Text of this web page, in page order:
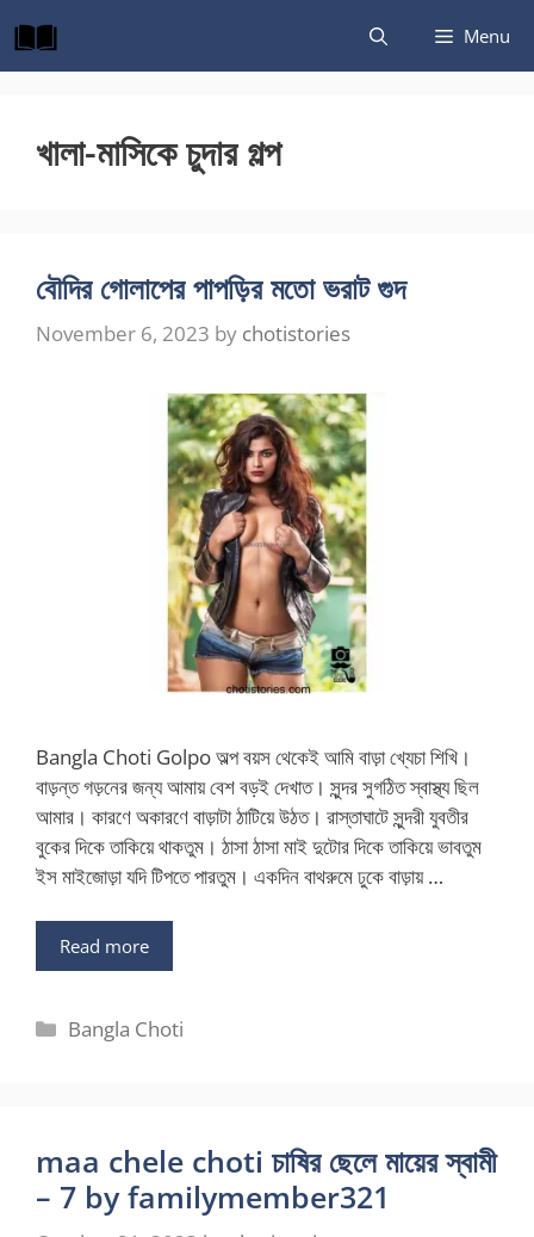
to
content
Menu
খালা-মাসিকে চুদার গল্প
বৌদির গোলাপের পাপড়ির মতো ভরাট গুদ
November 6, 2023 by chotistories
Bangla Choti Golpo অল্প বয়স থেকেই আমি বাড়া খ্যেচা শিখি।
বাড়ন্ত গড়নের জন্য আমায় বেশ বড়ই দেখাত। সুন্দর সুগঠিত স্বাস্থ্য ছিল
আমার। কারণে অকারণে বাড়াটা ঠাটিয়ে উঠত। রাস্তাঘাটে সুন্দরী যুবতীর
বুকের দিকে তাকিয়ে থাকতুম। ঠাসা ঠাসা মাই দুটোর দিকে তাকিয়ে ভাবতুম
ইস মাইজোড়া যদি টিপতে পারতুম। একদিন বাথরুমে ঢুকে বাড়ায় …
Read more
Categories
Bangla Choti
maa chele choti চাষির ছেলে মায়ের স্বামী
– 7 by familymember321